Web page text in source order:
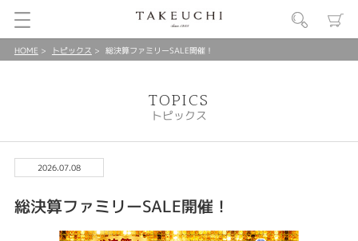
HOME トピックス 総決算ファミリーSALE開催！
TOPICS
トピックス
2026.07.08
総決算ファミリーSALE開催！